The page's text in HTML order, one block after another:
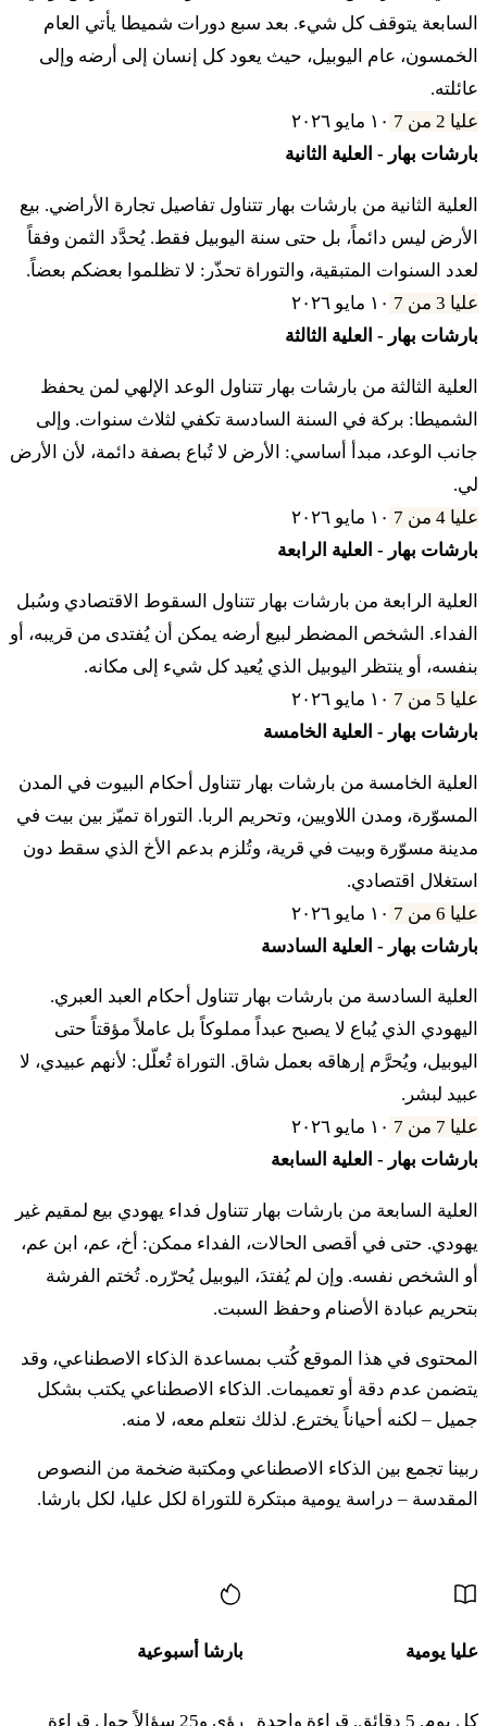
אֲחֻזָּתוֹ בַּיֹּבֵל כִּי בָתֵּי עָרֵי הַלְוִיִּם הִוא אֲחֻזָּתָם
בְּתוֹךְ בְּנֵי יִשְׂרָאֵל׃
לד
וּשְׂדֵה מִגְרַשׁ עָרֵיהֶם לֹא יִמָּכֵר כִּי אֲחֻזַּת עוֹלָם
הוּא לָהֶם׃
לה
וְכִי יָמוּךְ אָחִיךָ וּמָטָה יָדוֹ עִמָּךְ וְהֶחֱזַקְתָּ בּוֹ גֵּר
וְתוֹשָׁב וָחַי עִמָּךְ׃
לו
אַל תִּקַּח מֵאִתּוֹ נֶשֶׁךְ וְתַרְבִּית וְיָרֵאתָ מֵאֱלֹהֶיךָ
וְחֵי אָחִיךָ עִמָּךְ׃
אֶת כַּסְפְּךָ לֹא תִתֵּן לוֹ בְּנֶשֶׁךְ וּבְמַרְבִּית לֹא תִתֵּן
אָכְלֶךָ׃
אֲנִי יְדוָד אֱלֹהֵיכֶם אֲשֶׁר הוֹצֵאתִי אֶתְכֶם
מֵאֶרֶץ מִצְרָיִם לָתֵת לָכֶם אֶת אֶרֶץ כְּנַעַן לִהְיוֹת
לָכֶם לֵאלֹהִים׃
לט
וְכִי יָמוּךְ אָחִיךָ עִמָּךְ וְנִמְכַּר לָךְ לֹא תַעֲבֹד בּוֹ
עֲבֹדַת עָבֶד׃
מ
כְּשָׂכִיר כְּתוֹשָׁב יִהְיֶה עִמָּךְ עַד שְׁנַת הַיֹּבֵל יַעֲבֹד
עִמָּךְ׃
מא
וְיָצָא מֵעִמָּךְ הוּא וּבָנָיו עִמּוֹ וְשָׁב אֶל מִשְׁפַּחְתּוֹ
וְאֶל אֲחֻזַּת אֲבֹתָיו יָשׁוּב׃
מב
כִּי עֲבָדַי הֵם אֲשֶׁר הוֹצֵאתִי אֹתָם מֵאֶרֶץ
מִצְרָיִם לֹא יִמָּכְרוּ מִמְכֶּרֶת עָבֶד׃
מג לֹא תִרְדֶּה בוֹ בְּפָרֶךְ וְיָרֵאתָ מֵאֱלֹהֶיךָ׃
וְעַבְדְּךָ וַאֲמָתְךָ אֲשֶׁר יִהְיוּ לָךְ מֵאֵת הַגּוֹיִם אֲשֶׁר
סְבִיבֹתֵיכֶם מֵהֶם תִּקְנוּ עֶבֶד וְאָמָה׃
מה
וְגַם מִבְּנֵי הַתּוֹשָׁבִים הַגָּרִים עִמָּכֶם מֵהֶם תִּקְנוּ
וְהִתְנַחֲלְתֶּם אֹתָם לִבְנֵיכֶם אַחֲרֵיכֶם לָרֶשֶׁת
السابعة يتوقف كل شيء. بعد سبع دورات شميطا يأتي العام
الخمسون، عام اليوبيل، حيث يعود كل إنسان إلى أرضه وإلى
عائلته.
عليا 2 من 7
١٠ مايو ٢٠٢٦
بارشات بهار - العلية الثانية
العلية الثانية من بارشات بهار تتناول تفاصيل تجارة الأراضي. بيع
الأرض ليس دائماً، بل حتى سنة اليوبيل فقط. يُحدَّد الثمن وفقاً
لعدد السنوات المتبقية، والتوراة تحذّر: لا تظلموا بعضكم بعضاً.
عليا 3 من 7
١٠ مايو ٢٠٢٦
بارشات بهار - العلية الثالثة
العلية الثالثة من بارشات بهار تتناول الوعد الإلهي لمن يحفظ
الشميطا: بركة في السنة السادسة تكفي لثلاث سنوات. وإلى
جانب الوعد، مبدأ أساسي: الأرض لا تُباع بصفة دائمة، لأن الأرض
لي.
عليا 4 من 7
١٠ مايو ٢٠٢٦
بارشات بهار - العلية الرابعة
العلية الرابعة من بارشات بهار تتناول السقوط الاقتصادي وسُبل
الفداء. الشخص المضطر لبيع أرضه يمكن أن يُفتدى من قريبه، أو
بنفسه، أو ينتظر اليوبيل الذي يُعيد كل شيء إلى مكانه.
عليا 5 من 7
١٠ مايو ٢٠٢٦
بارشات بهار - العلية الخامسة
العلية الخامسة من بارشات بهار تتناول أحكام البيوت في المدن
المسوّرة، ومدن اللاويين، وتحريم الربا. التوراة تميّز بين بيت في
مدينة مسوّرة وبيت في قرية، وتُلزم بدعم الأخ الذي سقط دون
استغلال اقتصادي.
عليا 6 من 7
١٠ مايو ٢٠٢٦
بارشات بهار - العلية السادسة
العلية السادسة من بارشات بهار تتناول أحكام العبد العبري.
اليهودي الذي يُباع لا يصبح عبداً مملوكاً بل عاملاً مؤقتاً حتى
اليوبيل، ويُحرَّم إرهاقه بعمل شاق. التوراة تُعلّل: لأنهم عبيدي، لا
عبيد لبشر.
عليا 7 من 7
١٠ مايو ٢٠٢٦
بارشات بهار - العلية السابعة
العلية السابعة من بارشات بهار تتناول فداء يهودي بيع لمقيم غير
يهودي. حتى في أقصى الحالات، الفداء ممكن: أخ، عم، ابن عم،
أو الشخص نفسه. وإن لم يُفتدَ، اليوبيل يُحرّره. تُختم الفرشة
بتحريم عبادة الأصنام وحفظ السبت.
المحتوى في هذا الموقع كُتب بمساعدة الذكاء الاصطناعي، وقد
يتضمن عدم دقة أو تعميمات. الذكاء الاصطناعي يكتب بشكل
جميل – لكنه أحياناً يخترع. لذلك نتعلم معه، لا منه.
ربينا تجمع بين الذكاء الاصطناعي ومكتبة ضخمة من النصوص
المقدسة – دراسة يومية مبتكرة للتوراة لكل عليا، لكل بارشا.
عليا يومية
كل يوم. 5 دقائق. قراءة واحدة
بارشا أسبوعية
رؤى و25 سؤالاً حول قراءة